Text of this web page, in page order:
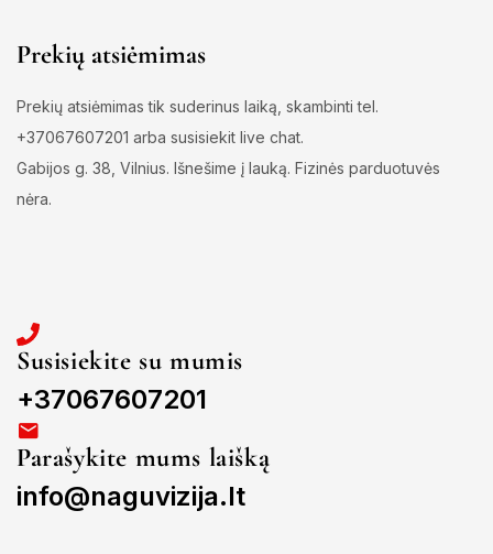
Prekių atsiėmimas
Prekių atsiėmimas tik suderinus laiką, skambinti tel.
+37067607201 arba susisiekit live chat.
Gabijos g. 38, Vilnius. Išnešime į lauką. Fizinės parduotuvės
nėra.
Susisiekite su mumis
+37067607201
Parašykite mums laišką
info@naguvizija.lt